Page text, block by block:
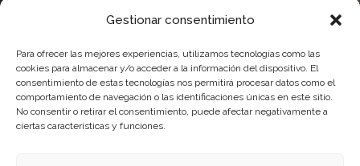
Gestionar consentimiento
Para ofrecer las mejores experiencias, utilizamos tecnologías como las
cookies para almacenar y/o acceder a la información del dispositivo. El
consentimiento de estas tecnologías nos permitirá procesar datos como el
comportamiento de navegación o las identificaciones únicas en este sitio.
No consentir o retirar el consentimiento, puede afectar negativamente a
ciertas características y funciones.
La gestión de la DOP Lanzarote realizada por este Consejo
Regulador es financiada, parcialmente, por el Gobierno de
Canarias